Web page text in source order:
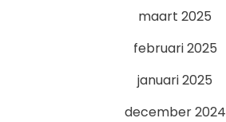
maart 2025
februari 2025
januari 2025
december 2024